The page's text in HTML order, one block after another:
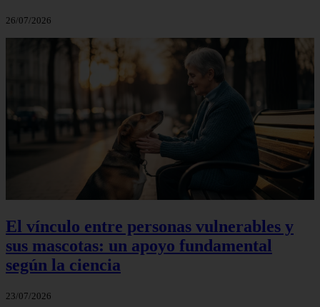
26/07/2026
El vínculo entre personas vulnerables y
sus mascotas: un apoyo fundamental
según la ciencia
23/07/2026